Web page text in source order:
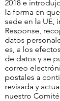
2018 e
la forma en
sede en la UE,
Response,
datos
es, a los
de datos y se
correo
postales a
revisada y
nuestro